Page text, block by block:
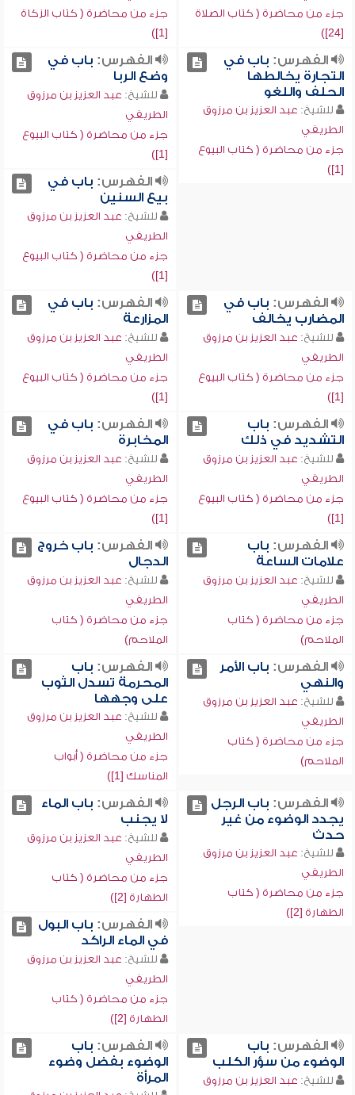
جزء من محاضرة ( كتاب الصلاة
[24])
جزء من محاضرة ( كتاب الزكاة
[1])
الفهرس: باب في
التجارة يخالطها
الحلف واللغو
للشيخ: عبد العزيز بن مرزوق
الطريفي
جزء من محاضرة ( كتاب البيوع
[1])
الفهرس: باب في
وضع الربا
للشيخ: عبد العزيز بن مرزوق
الطريفي
جزء من محاضرة ( كتاب البيوع
[1])
الفهرس: باب في
بيع السنين
للشيخ: عبد العزيز بن مرزوق
الطريفي
جزء من محاضرة ( كتاب البيوع
[1])
الفهرس: باب في
المضارب يخالف
للشيخ: عبد العزيز بن مرزوق
الطريفي
جزء من محاضرة ( كتاب البيوع
[1])
الفهرس: باب في
المزارعة
للشيخ: عبد العزيز بن مرزوق
الطريفي
جزء من محاضرة ( كتاب البيوع
[1])
الفهرس: باب
التشديد في ذلك
للشيخ: عبد العزيز بن مرزوق
الطريفي
جزء من محاضرة ( كتاب البيوع
[1])
الفهرس: باب في
المخابرة
للشيخ: عبد العزيز بن مرزوق
الطريفي
جزء من محاضرة ( كتاب البيوع
[1])
الفهرس: باب
علامات الساعة
للشيخ: عبد العزيز بن مرزوق
الطريفي
جزء من محاضرة ( كتاب
الملاحم)
الفهرس: باب خروج
الدجال
للشيخ: عبد العزيز بن مرزوق
الطريفي
جزء من محاضرة ( كتاب
الملاحم)
الفهرس: باب الأمر
والنهي
للشيخ: عبد العزيز بن مرزوق
الطريفي
جزء من محاضرة ( كتاب
الملاحم)
الفهرس: باب
المحرمة تسدل الثوب
على وجهها
للشيخ: عبد العزيز بن مرزوق
الطريفي
جزء من محاضرة ( أبواب
المناسك [1])
الفهرس: باب الرجل
يجدد الوضوء من غير
حدث
للشيخ: عبد العزيز بن مرزوق
الطريفي
جزء من محاضرة ( كتاب
الطهارة [2])
الفهرس: باب الماء
لا يجنب
للشيخ: عبد العزيز بن مرزوق
الطريفي
جزء من محاضرة ( كتاب
الطهارة [2])
الفهرس: باب البول
في الماء الراكد
للشيخ: عبد العزيز بن مرزوق
الطريفي
جزء من محاضرة ( كتاب
الطهارة [2])
الفهرس: باب
الوضوء من سؤر الكلب
للشيخ: عبد العزيز بن مرزوق
الفهرس: باب
الوضوء بفضل وضوء
المرأة